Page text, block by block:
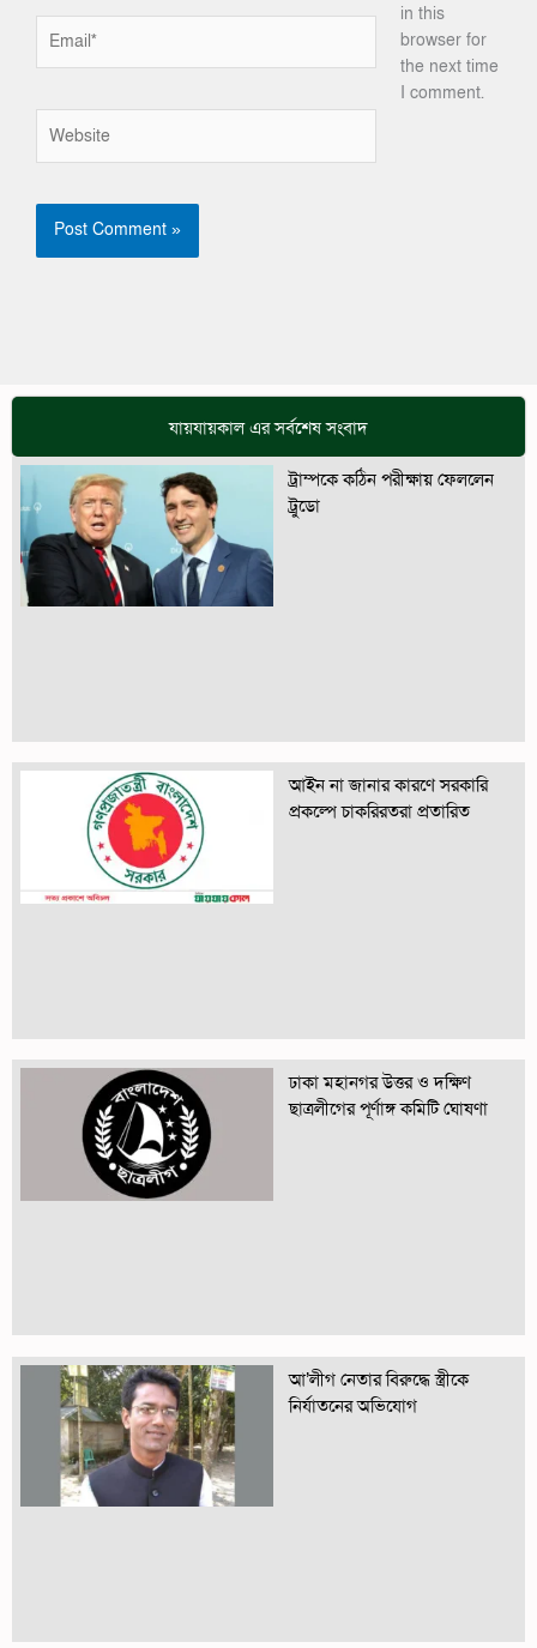
in this
browser for
the next time
I comment.
যায়যায়কাল এর সর্বশেষ সংবাদ
ট্রাম্পকে কঠিন পরীক্ষায় ফেললেন
ট্রুডো
আইন না জানার কারণে সরকারি
প্রকল্পে চাকরিরতরা প্রতারিত
ঢাকা মহানগর উত্তর ও দক্ষিণ
ছাত্রলীগের পূর্ণাঙ্গ কমিটি ঘোষণা
আ’লীগ নেতার বিরুদ্ধে স্ত্রীকে
নির্যাতনের অভিযোগ